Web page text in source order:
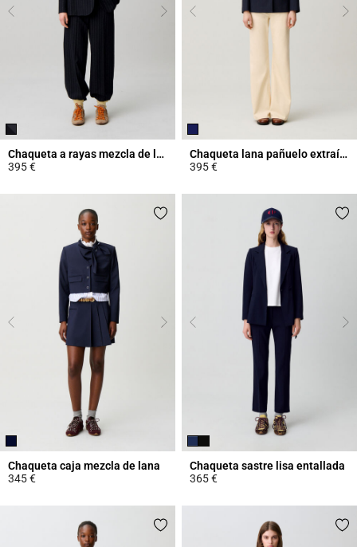
Chaqueta a rayas mezcla de lana
395 €
Chaqueta lana pañuelo extraíble
395 €
Chaqueta caja mezcla de lana
345 €
Chaqueta sastre lisa entallada
365 €